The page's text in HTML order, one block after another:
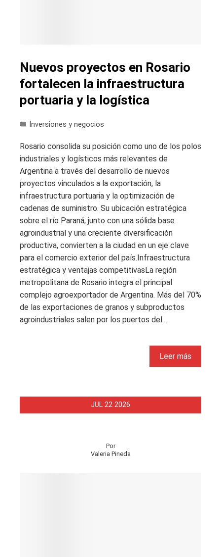
Nuevos proyectos en Rosario
fortalecen la infraestructura
portuaria y la logística
Inversiones y negocios
Rosario consolida su posición como uno de los polos
industriales y logísticos más relevantes de
Argentina a través del desarrollo de nuevos
proyectos vinculados a la exportación, la
infraestructura portuaria y la optimización de
cadenas de suministro. Su ubicación estratégica
sobre el río Paraná, junto con una sólida base
agroindustrial y una creciente diversificación
productiva, convierten a la ciudad en un eje clave
para el comercio exterior del país.Infraestructura
estratégica y ventajas competitivasLa región
metropolitana de Rosario integra el principal
complejo agroexportador de Argentina. Más del 70%
de las exportaciones de granos y subproductos
agroindustriales salen por los puertos del…
Leer más
JUL 22 2026
Por
Valeria Pineda